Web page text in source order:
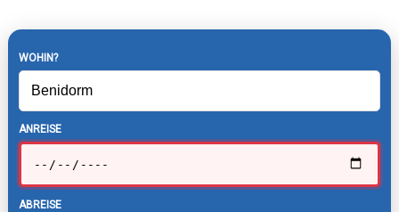
WOHIN?
ANREISE
ABREISE